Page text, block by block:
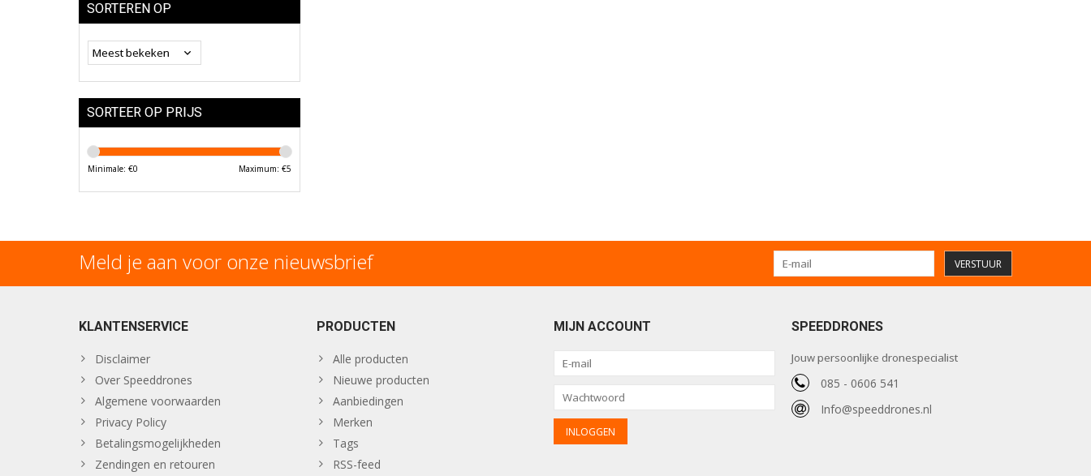
SORTEREN OP
SORTEER OP PRIJS
Minimale: €0 Maximum: €5
Meld je aan voor onze nieuwsbrief VERSTUUR
KLANTENSERVICE
Disclaimer
Over Speeddrones
Algemene voorwaarden
Privacy Policy
Betalingsmogelijkheden
Zendingen en retouren
PRODUCTEN
Alle producten
Nieuwe producten
Aanbiedingen
Merken
Tags
RSS-feed
MIJN ACCOUNT SPEEDDRONES
Jouw persoonlijke dronespecialist
085 - 0606 541
Info@speeddrones.nl